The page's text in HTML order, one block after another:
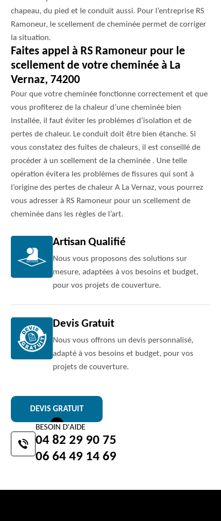
chapeau, du pied et le conduit aussi. Pour l’entreprise RS
Ramoneur, le scellement de cheminée permet de corriger
la situation.
Faites appel à RS Ramoneur pour le
scellement de votre cheminée à La
Vernaz, 74200
Pour que votre cheminée fonctionne correctement et que
vous profiterez de la chaleur d’une cheminée bien
installée, il faut éviter les problèmes d’isolation et de
pertes de chaleur. Le conduit doit être bien étanche. Si
vous constatez des fuites de chaleurs, il est conseillé de
procéder à un scellement de la cheminée . Une telle
opération évitera les problèmes de fissures qui sont à
l’origine des pertes de chaleur A La Vernaz, vous pourrez
vous adresser à RS Ramoneur pour un scellement de
cheminée dans les règles de l’art.
Artisan Qualifié
Nous vous proposons des solutions sur
mesure, adaptées à vos besoins et budget,
pour vos projets de couverture.
Devis Gratuit
Nous vous offrons un devis personnalisé,
adapté à vos besoins et budget, pour vos
projets de couverture.
DEVIS GRATUIT
BESOIN D'AIDE
04 82 29 90 75
06 64 49 14 69